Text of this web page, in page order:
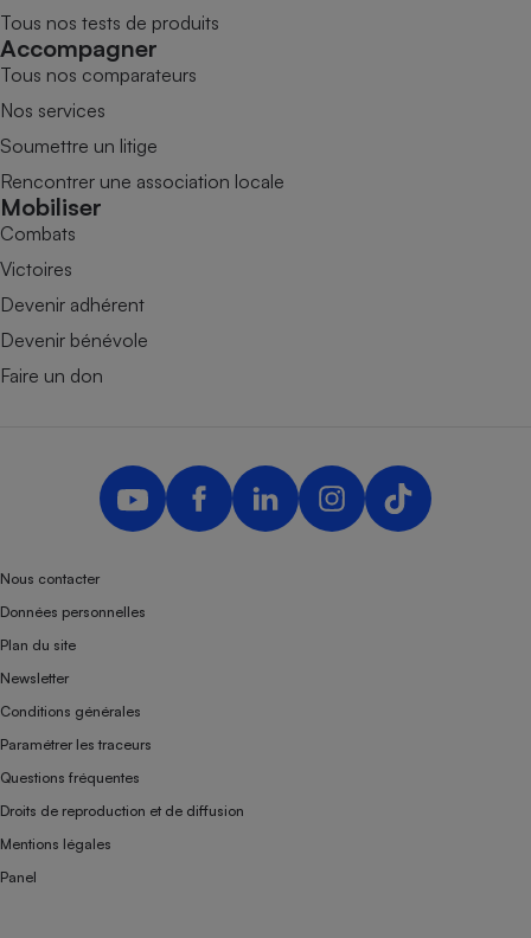
Tous nos tests de produits
Accompagner
Tous nos comparateurs
Nos services
Soumettre un litige
Rencontrer une association locale
Mobiliser
Combats
Victoires
Devenir adhérent
Devenir bénévole
Faire un don
Nous contacter
Données personnelles
Plan du site
Newsletter
Conditions générales
Paramétrer les traceurs
Questions fréquentes
Droits de reproduction et de diffusion
Mentions légales
Panel